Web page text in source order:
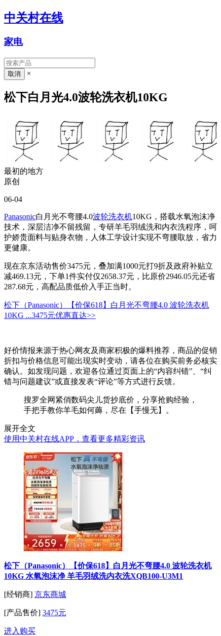
中关村在线
家电
×
松下白月光4.0波轮洗衣机10KG
最初的地方
原创
06-04
Panasonic白月光不弯腰4.0波轮洗衣机10KG，搭载水氧泡沫净
技术，深层洁净不留残留，专研羊毛羽绒洗和内衣洗程序，呵
护娇贵面料与贴身衣物，人体工学设计实现不弯腰取放，省力
更健康。
现在京东活动售价3475元，叠加满1000元打9折及政府补贴立
减469.13元，下单1件实付仅2658.37元，比原价2946.05元还省
287.68元，高配品质低价入手正当时。
松下（Panasonic）【价保618】白月光不弯腰4.0 波轮洗衣机
10KG ...3475元优惠直达>>
好价情报来源于热心网友及商家积极的爆料推荐，商品的促销
折扣与价格信息可能出现实时变动，请各位在购买前务必核实
确认。如发现问题，欢迎各位通过页面上的“内容纠错”、“纠
错与问题建议”或直接发表“评论”等方式进行反馈。
搜罗全网紧俏数码尖儿货抄底价，分享抢购经验，
手把手教你羊毛如何薅，尽在【手慢无】。
展开全文
使用中关村在线APP，查看更多精彩资讯
松下（Panasonic）【价保618】白月光不弯腰4.0 波轮洗衣机
10KG 水氧泡沫净 羊毛羽绒洗内衣洗XQB100-U3M1
[经销商] 京东商城
[产品售价] 3475元
进入购买